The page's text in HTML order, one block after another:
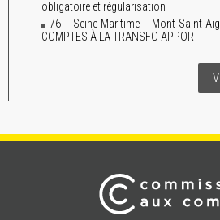
obligatoire et régularisation
76 Seine-Maritime Mont-Saint-
COMPTES À LA TRANSFO APPORT